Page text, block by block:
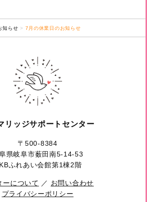
知らせ 7月の休業日のお知らせ
リッジサポートセンター
〒500-8384
県岐阜市薮田南5-14-53
ふれあい会館第1棟2階
ーについて ／ お問い合わせ
プライバシーポリシー